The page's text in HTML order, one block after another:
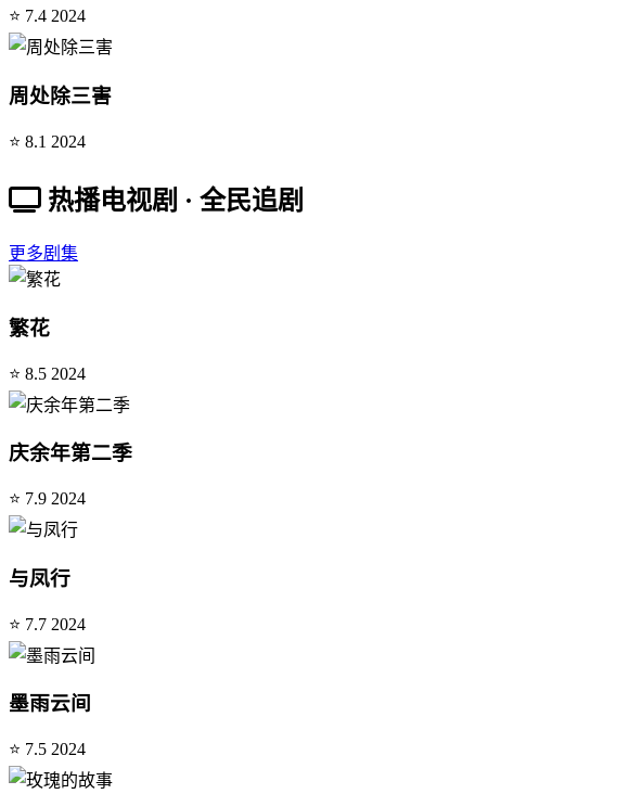
⭐ 7.4 2024
周处除三害
⭐ 8.1 2024
热播电视剧 · 全民追剧
更多剧集
繁花
⭐ 8.5 2024
庆余年第二季
⭐ 7.9 2024
与凤行
⭐ 7.7 2024
墨雨云间
⭐ 7.5 2024